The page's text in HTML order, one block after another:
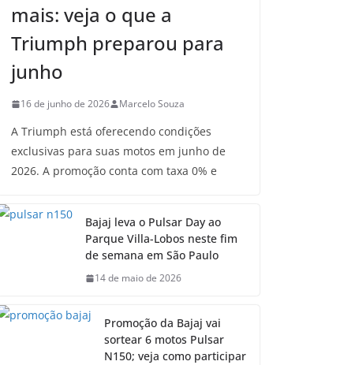
mais: veja o que a
Triumph preparou para
junho
16 de junho de 2026 Marcelo Souza
A Triumph está oferecendo condições
exclusivas para suas motos em junho de
2026. A promoção conta com taxa 0% e
Bajaj leva o Pulsar Day ao
Parque Villa-Lobos neste fim
de semana em São Paulo
14 de maio de 2026
Promoção da Bajaj vai
sortear 6 motos Pulsar
N150; veja como participar